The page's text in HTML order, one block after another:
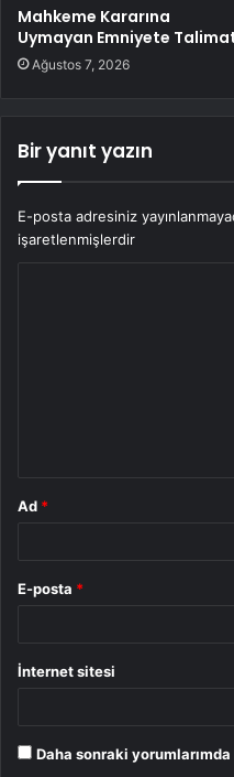
Mahkeme Kararına
Uymayan Emniyete
Ağustos 7, 2026
Bir yanıt yazın
E-posta adresiniz
işaretlenmişlerdir
Ad *
E-posta *
İnternet sitesi
Daha sonraki